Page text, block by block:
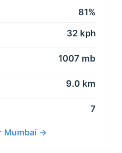
81%
32 kph
1007 mb
9.0 km
7
Mumbai →